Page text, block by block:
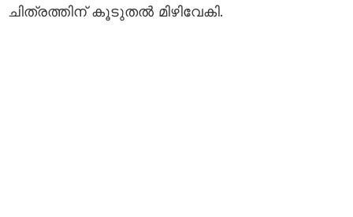
ചിത്രത്തിന് കൂടുതൽ മിഴിവേകി.